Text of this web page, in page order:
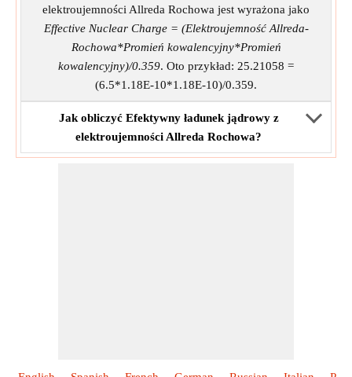
elektroujemności Allreda Rochowa jest wyrażona jako
Effective Nuclear Charge = (Elektroujemność Allreda-
Rochowa*Promień kowalencyjny*Promień
kowalencyjny)/0.359. Oto przykład: 25.21058 =
(6.5*1.18E-10*1.18E-10)/0.359.
Jak obliczyć Efektywny ładunek jądrowy z
elektroujemności Allreda Rochowa?